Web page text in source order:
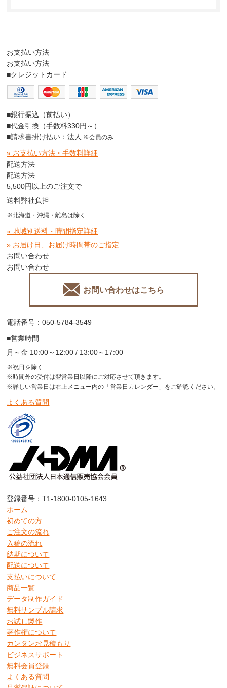
お支払い方法
お支払い方法
■クレジットカード
■銀行振込（前払い）
■代金引換（手数料330円～）
■請求書掛け払い：法人 ※会員のみ
» お支払い方法・手数料詳細
配送方法
配送方法
5,500円以上のご注文で
送料弊社負担
※北海道・沖縄・離島は除く
» 地域別送料・時間指定詳細
» お届け日、お届け時間帯のご指定
お問い合わせ
お問い合わせ
お問い合わせはこちら
電話番号：050-5784-3549
■営業時間
月～金 10:00～12:00 / 13:00～17:00
※祝日を除く
※時間外の受付は翌営業日以降にご対応させて頂きます。
※詳しい営業日は右上メニュー内の「営業日カレンダー」をご確認ください。
よくある質問
登録番号：T1-1800-0105-1643
ホーム
初めての方
ご注文の流れ
入稿の流れ
納期について
配送について
支払いについて
商品一覧
データ制作ガイド
無料サンプル請求
お試し製作
著作権について
カンタンお見積もり
ビジネスサポート
無料会員登録
よくある質問